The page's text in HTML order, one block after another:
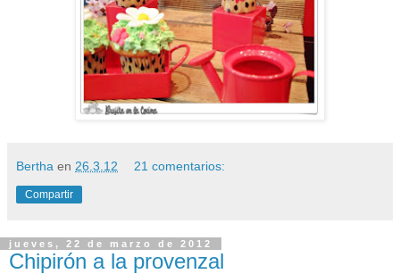
Bertha en 26.3.12 21 comentarios:
Compartir
jueves, 22 de marzo de 2012
Chipirón a la provenzal